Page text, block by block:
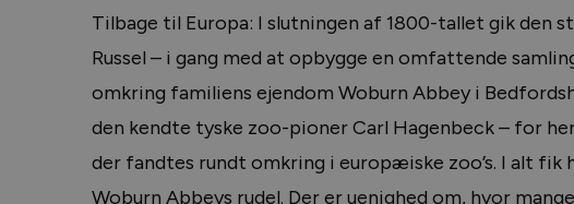
Tilbage til Europa: I slutningen af 1800-tallet gik den
Russel – i gang med at opbygge en omfattende
omkring familiens ejendom Woburn Abbey i
den kendte tyske zoo-pioner Carl Hagenbeck – for
der fandtes rundt omkring i europæiske zoo’s. I alt fik
Woburn Abbeys rudel. Der er uenighed om, hvor